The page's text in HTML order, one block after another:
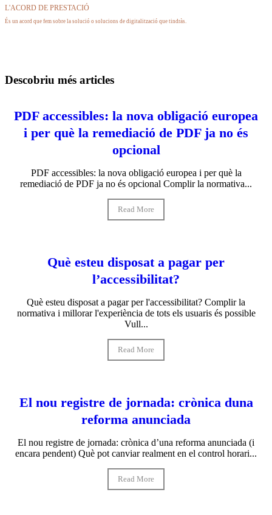
L'ACORD DE PRESTACIÓ
És un acord que fem sobre la solució o solucions de digitalització que tindràs.
Descobriu més articles
PDF accessibles: la nova obligació europea
i per què la remediació de PDF ja no és
opcional
PDF accessibles: la nova obligació europea i per què la
remediació de PDF ja no és opcional Complir la normativa...
Read More
Què esteu disposat a pagar per
l’accessibilitat?
Què esteu disposat a pagar per l'accessibilitat? Complir la
normativa i millorar l'experiència de tots els usuaris és possible
Vull...
Read More
El nou registre de jornada: crònica duna
reforma anunciada
El nou registre de jornada: crònica d’una reforma anunciada (i
encara pendent) Què pot canviar realment en el control horari...
Read More